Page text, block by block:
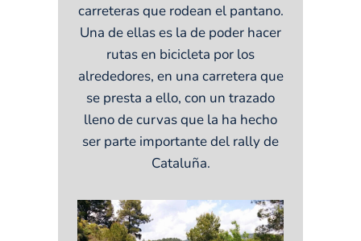
carreteras que rodean el pantano.
Una de ellas es la de poder hacer
rutas en bicicleta por los
alrededores, en una carretera que
se presta a ello, con un trazado
lleno de curvas que la ha hecho
ser parte importante del rally de
Cataluña.